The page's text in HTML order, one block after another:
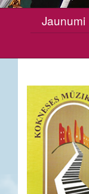
Jaunumi